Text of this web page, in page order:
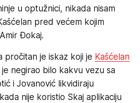
u optužnici, nikada nisam
pred većem kojim
Đokaj.
pročitan je iskaz koji je Kašćelan
negirao bilo kakvu vezu sa
i Jovanović likvidiraju
nije koristio Skaj aplikaciju